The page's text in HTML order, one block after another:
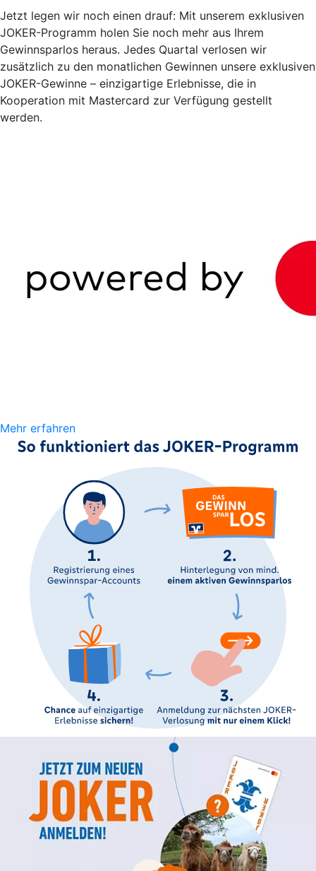
Jetzt legen wir noch einen drauf: Mit unserem exklusiven
JOKER-Programm holen Sie noch mehr aus Ihrem
Gewinnsparlos heraus. Jedes Quartal verlosen wir
zusätzlich zu den monatlichen Gewinnen unsere exklusiven
JOKER-Gewinne – einzigartige Erlebnisse, die in
Kooperation mit Mastercard zur Verfügung gestellt
werden.
Mehr erfahren